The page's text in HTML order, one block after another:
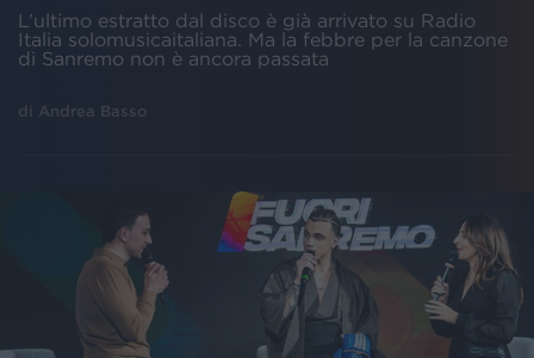
L’ultimo estratto dal disco è già arrivato su Radio
Italia solomusicaitaliana. Ma la febbre per la canzone
di Sanremo non è ancora passata
di Andrea Basso